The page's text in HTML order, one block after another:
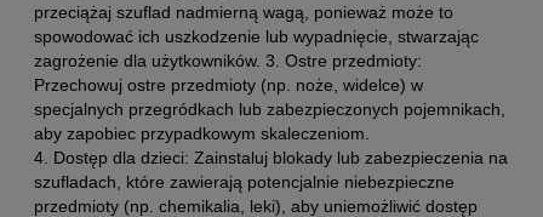
przeciążaj szuflad nadmierną wagą, ponieważ może to
spowodować ich uszkodzenie lub wypadnięcie, stwarzając
zagrożenie dla użytkowników. 3. Ostre przedmioty:
Przechowuj ostre przedmioty (np. noże, widelce) w
specjalnych przegródkach lub zabezpieczonych pojemnikach,
aby zapobiec przypadkowym skaleczeniom.
4. Dostęp dla dzieci: Zainstaluj blokady lub zabezpieczenia na
szufladach, które zawierają potencjalnie niebezpieczne
przedmioty (np. chemikalia, leki), aby uniemożliwić dostęp